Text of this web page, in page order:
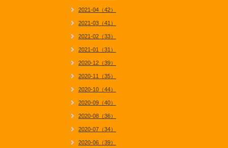
2021-04（42）
2021-03（41）
2021-02（33）
2021-01（31）
2020-12（39）
2020-11（35）
2020-10（44）
2020-09（40）
2020-08（36）
2020-07（34）
2020-06（39）